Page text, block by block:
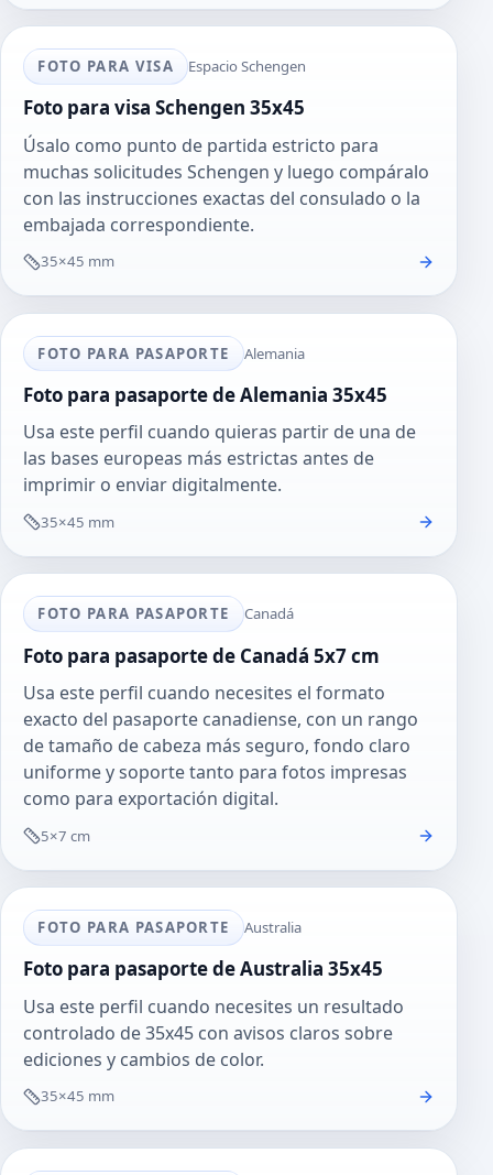
FOTO PARA VISA Espacio Schengen
Foto para visa Schengen 35x45
Úsalo como punto de partida estricto para
muchas solicitudes Schengen y luego compáralo
con las instrucciones exactas del consulado o la
embajada correspondiente.
35×45 mm
FOTO PARA PASAPORTE Alemania
Foto para pasaporte de Alemania 35x45
Usa este perfil cuando quieras partir de una de
las bases europeas más estrictas antes de
imprimir o enviar digitalmente.
35×45 mm
FOTO PARA PASAPORTE Canadá
Foto para pasaporte de Canadá 5x7 cm
Usa este perfil cuando necesites el formato
exacto del pasaporte canadiense, con un rango
de tamaño de cabeza más seguro, fondo claro
uniforme y soporte tanto para fotos impresas
como para exportación digital.
5×7 cm
FOTO PARA PASAPORTE Australia
Foto para pasaporte de Australia 35x45
Usa este perfil cuando necesites un resultado
controlado de 35x45 con avisos claros sobre
ediciones y cambios de color.
35×45 mm